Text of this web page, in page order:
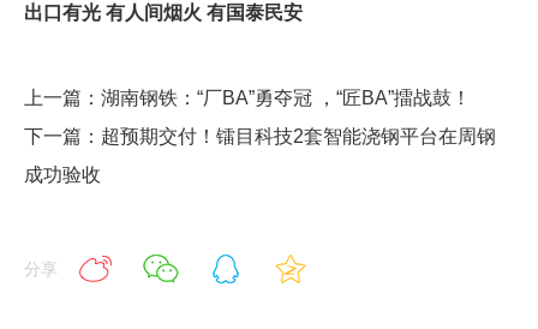
出口有光 有人间烟火 有国泰民安
上一篇：湖南钢铁：“厂BA”勇夺冠 ，“匠BA”擂战鼓！
下一篇：超预期交付！镭目科技2套智能浇钢平台在周钢
成功验收
分享